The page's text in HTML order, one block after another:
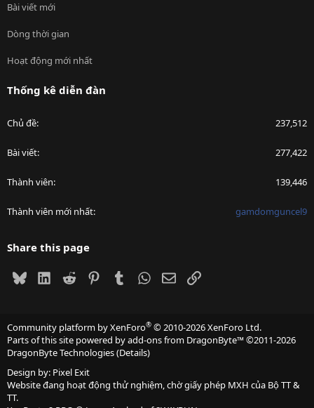
Bài viết mới
Dòng thời gian
Hoạt động mới nhất
Thống kê diễn đàn
Chủ đề 237,512
Bài viết 277,422
Thành viên 139,446
Thành viên mới nhất gamdomguncel9
Share this page
BlueskyLinkedIn
Reddit PinterestTumblrWhatsApp
EmailLink
Community platform by XenForo® © 2010-2026 XenForo Ltd.
Parts of this site powered byadd-ons from DragonByte™©2011-2026
DragonByte Technologies(Details)
Design by: Pixel Exit
Website đang hoạt động thử nghiệm, chờ giấy phép MXH của Bộ TT &
TT.